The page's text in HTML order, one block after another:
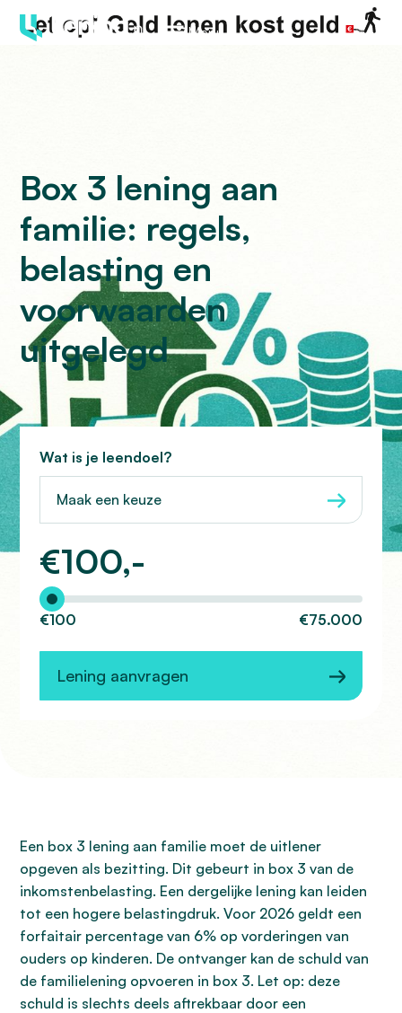
Menu
Box 3 lening aan
familie: regels,
belasting en
voorwaarden
uitgelegd
Wat is je leendoel?
Maak een keuze
€100,-
Hoeveel wilt u lenen?
€100 €75.000
Lening aanvragen
Een box 3 lening aan familie moet de uitlener
opgeven als bezitting. Dit gebeurt in box 3 van de
inkomstenbelasting. Een dergelijke lening kan leiden
tot een hogere belastingdruk. Voor 2026 geldt een
forfaitair percentage van 6% op vorderingen van
ouders op kinderen. De ontvanger kan de schuld van
de familielening opvoeren in box 3. Let op: deze
schuld is slechts deels aftrekbaar door een